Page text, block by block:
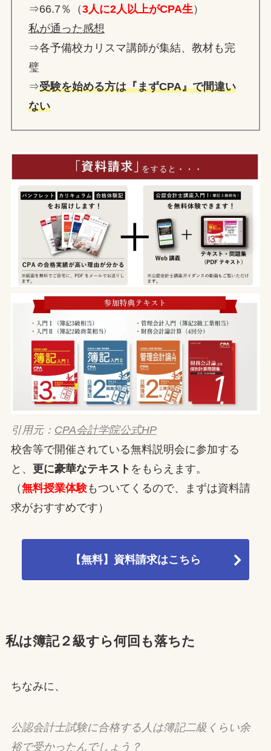
⇒66.7％（3人に2人以上がCPA生）
私が通った感想
⇒各予備校カリスマ講師が集結、教材も完
璧
⇒受験を始める方は『まずCPA』で間違い
ない
引用元： CPA会計学院公式HP
校舎等で開催されている無料説明会に参加する
と、 更に豪華なテキスト をもらえます。
（無料授業体験もついてくるので、まずは資料請
求がおすすめです）
【無料】資料請求はこちら
私は簿記２級すら何回も落ちた
ちなみに、
公認会計士試験に合格する人は簿記二級くらい余
裕で受かったんでしょう？